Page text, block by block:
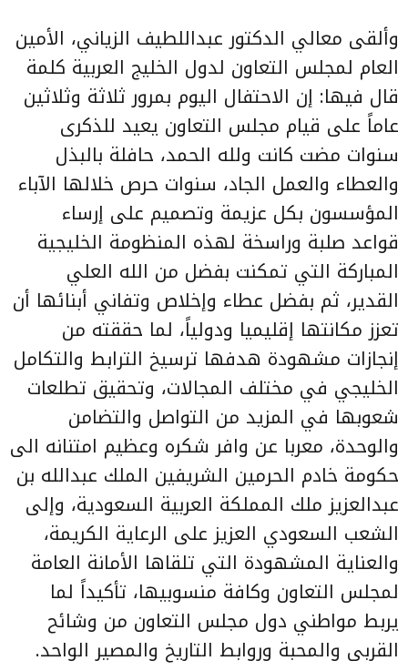
وألقى معالي الدكتور عبداللطيف الزياني، الأمين
العام لمجلس التعاون لدول الخليج العربية كلمة
قال فيها: إن الاحتفال اليوم بمرور ثلاثة وثلاثين
عاماً على قيام مجلس التعاون يعيد للذكرى
سنوات مضت كانت ولله الحمد، حافلة بالبذل
والعطاء والعمل الجاد، سنوات حرص خلالها الآباء
المؤسسون بكل عزيمة وتصميم على إرساء
قواعد صلبة وراسخة لهذه المنظومة الخليجية
المباركة التي تمكنت بفضل من الله العلي
القدير، ثم بفضل عطاء وإخلاص وتفاني أبنائها أن
تعزز مكانتها إقليميا ودولياً، لما حققته من
إنجازات مشهودة هدفها ترسيخ الترابط والتكامل
الخليجي في مختلف المجالات، وتحقيق تطلعات
شعوبها في المزيد من التواصل والتضامن
والوحدة، معربا عن وافر شكره وعظيم امتنانه الى
حكومة خادم الحرمين الشريفين الملك عبدالله بن
عبدالعزيز ملك المملكة العربية السعودية، وإلى
الشعب السعودي العزيز على الرعاية الكريمة،
والعناية المشهودة التي تلقاها الأمانة العامة
لمجلس التعاون وكافة منسوبيها، تأكيداً لما
يربط مواطني دول مجلس التعاون من وشائح
القربى والمحبة وروابط التاريخ والمصير الواحد.